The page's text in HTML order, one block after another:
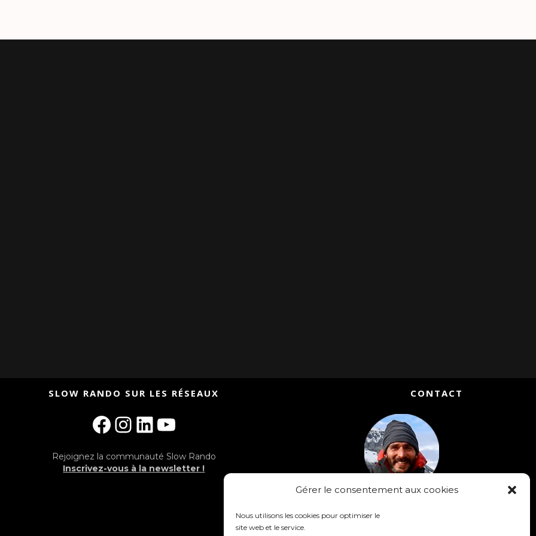
Gérer le consentement aux cookies
Nous utilisons les cookies pour optimiser le
site web et le service.
SLOW RANDO SUR LES RÉSEAUX
Facebook
Instagram
LinkedIn
YouTube
Rejoignez la communauté Slow Rando
Inscrivez-vous à la newsletter !
CONTACT
Accompagnateur en Montagne